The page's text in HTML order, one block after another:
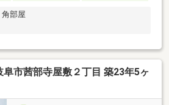
部屋
阜市茜部寺屋敷２丁目 築23年5ヶ